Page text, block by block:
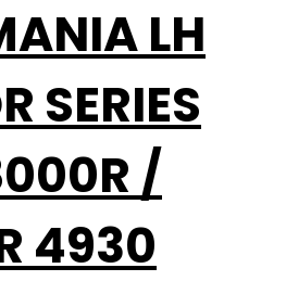
LH
SERIES
/
4930